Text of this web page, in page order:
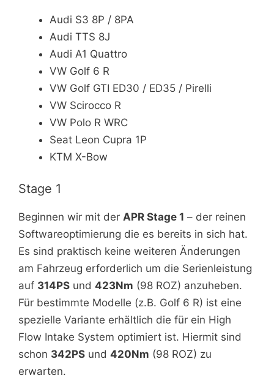
Audi S3 8P / 8PA
Audi TTS 8J
Audi A1 Quattro
VW Golf 6 R
VW Golf GTI ED30 / ED35 / Pirelli
VW Scirocco R
VW Polo R WRC
Seat Leon Cupra 1P
KTM X-Bow
Stage 1
Beginnen wir mit der APR Stage 1 – der reinen
Softwareoptimierung die es bereits in sich hat.
Es sind praktisch keine weiteren Änderungen
am Fahrzeug erforderlich um die Serienleistung
auf 314PS und 423Nm (98 ROZ) anzuheben.
Für bestimmte Modelle (z.B. Golf 6 R) ist eine
spezielle Variante erhältlich die für ein High
Flow Intake System optimiert ist. Hiermit sind
schon 342PS und 420Nm (98 ROZ) zu
erwarten.